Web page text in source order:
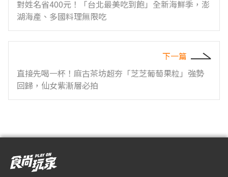
對姓名省400元！「台北最美吃到飽」全新海鮮季，澎
湖海產、多國料理無限吃
下一篇
直接先喝一杯！麻古茶坊超夯「芝芝葡萄果粒」強勢
回歸，仙女紫漸層必拍